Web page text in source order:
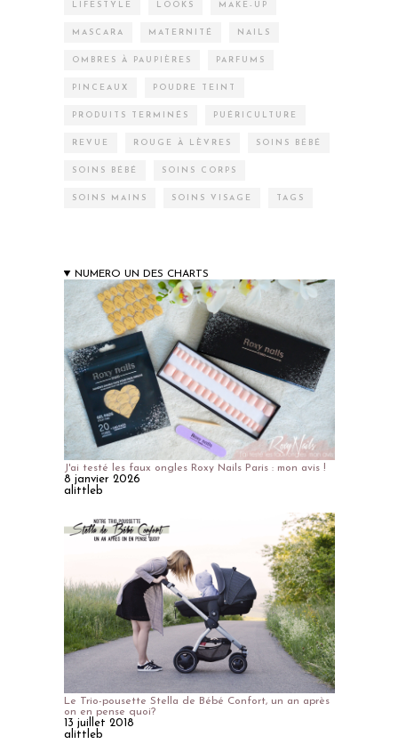
LIFESTYLE LOOKS MAKE-UP
MASCARA MATERNITÉ NAILS
OMBRES À PAUPIÈRES PARFUMS
PINCEAUX POUDRE TEINT
PRODUITS TERMINÉS PUÉRICULTURE
REVUE ROUGE À LÈVRES SOINS BÉBÉ
SOINS BÉBÉ SOINS CORPS
SOINS MAINS SOINS VISAGE TAGS
NUMERO UN DES CHARTS
J'ai testé les faux ongles Roxy Nails Paris : mon avis !
8 janvier 2026
alittleb
Le Trio-pousette Stella de Bébé Confort, un an après
on en pense quoi?
13 juillet 2018
alittleb